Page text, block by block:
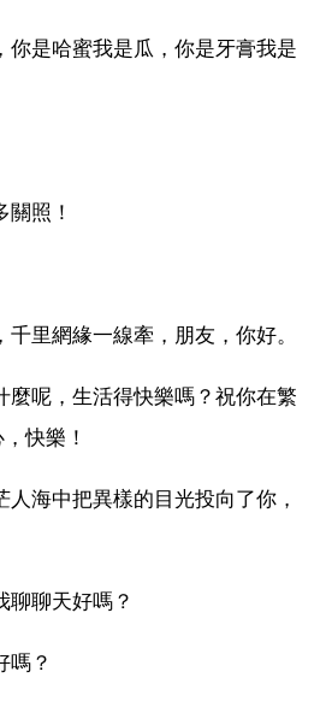
你是哈蜜我是瓜，你是牙膏我是
照！
里網緣一線牽，朋友，你好。
麼呢，生活得快樂嗎？祝你在繁
快樂！
海中把異樣的目光投向了你，
聊聊天好嗎？
嗎？